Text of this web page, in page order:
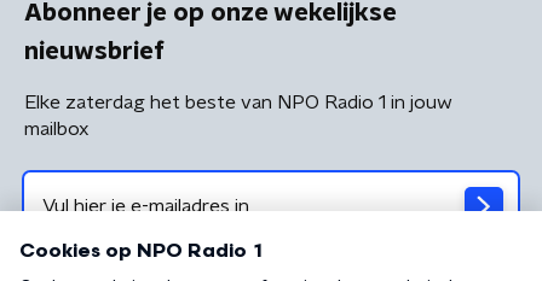
Abonneer je op onze wekelijkse
nieuwsbrief
Elke zaterdag het beste van NPO Radio 1 in jouw
mailbox